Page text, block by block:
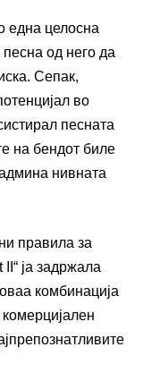
една целосна
песна од него да
Сепак,
во
песната
на бендот биле
нивната
правила за
ја задржала
комбинација